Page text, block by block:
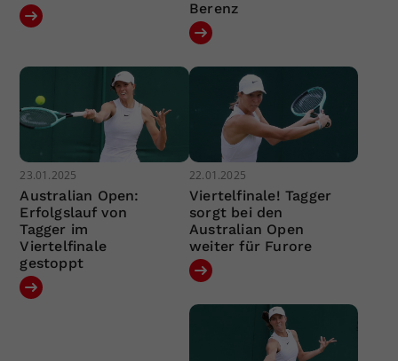
Berenz
23.01.2025
Australian Open:
Erfolgslauf von
Tagger im
Viertelfinale
gestoppt
22.01.2025
Viertelfinale! Tagger
sorgt bei den
Australian Open
weiter für Furore